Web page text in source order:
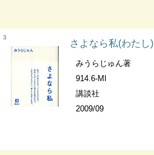
3
さよなら私(わたし)
みうらじゅん著
914.6-MI
講談社
2009/09